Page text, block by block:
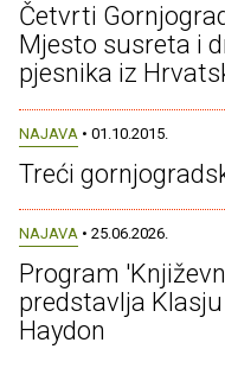
Četvrti
Mjesto susreta i
pjesnika iz
NAJAVA • 01.10.2015.
Treći
NAJAVA • 25.06.2026.
Program
predstavlja
Haydon